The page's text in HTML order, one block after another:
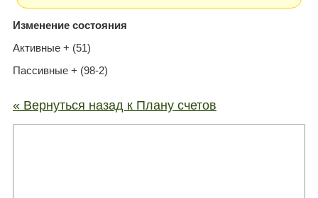
Изменение состояния
Активные + (51)
Пассивные + (98-2)
« Вернуться назад к Плану счетов